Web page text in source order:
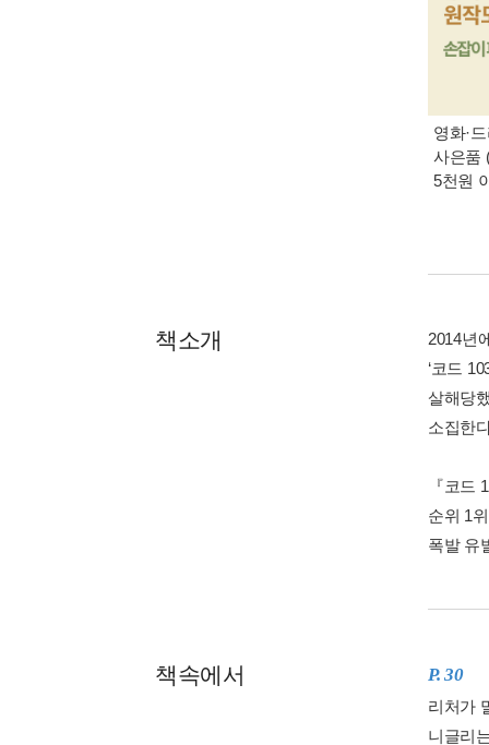
영화·
사은품
5천원
책소개
2014년
‘코드
살해당
소집한
『코드
순위 1
폭발 유
책속에서 P. 30
리처가
니글리